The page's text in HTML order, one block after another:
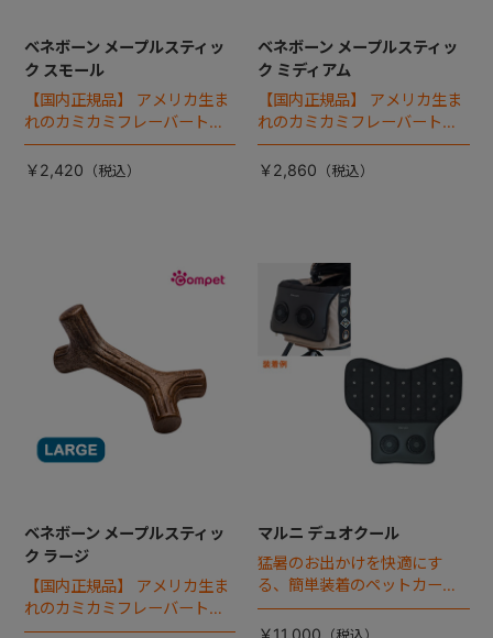
ベネボーン メープルスティッ
ク スモール
【国内正規品】 アメリカ生ま
れのカミカミフレーバートイ
「ベネボーン」。メープルス
ティックは、床に置いてもど
￥2,420
ベネボーン メープルスティッ
ク ミディアム
【国内正規品】 アメリカ生ま
れのカミカミフレーバートイ
「ベネボーン」。メープルス
ティックは、床に置いてもど
￥2,860
ベネボーン メープルスティッ
ク ラージ
【国内正規品】 アメリカ生ま
れのカミカミフレーバートイ
「ベネボーン」。メープルス
マルニ デュオクール
猛暑のお出かけを快適にす
る、簡単装着のペットカート
専用ダブル送風ファンが登
場。
￥11,000